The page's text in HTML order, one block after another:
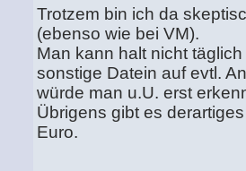
Trotzem bin ich da
(ebenso wie bei VM).
Man kann halt nicht
sonstige Datein auf evtl.
würde man u.U. erst
Übrigens gibt es
Euro.